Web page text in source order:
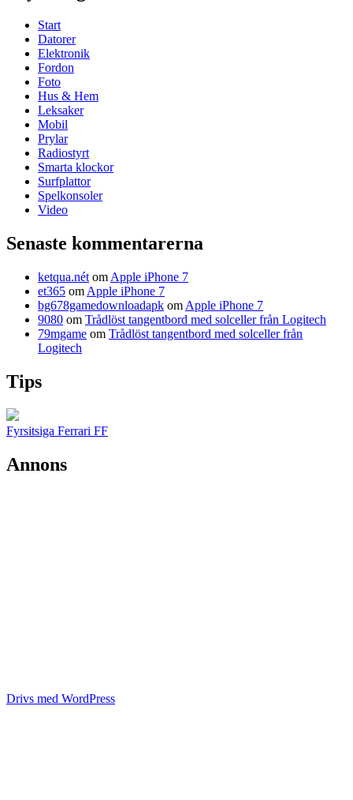
Start
Datorer
Elektronik
Fordon
Foto
Hus & Hem
Leksaker
Mobil
Prylar
Radiostyrt
Smarta klockor
Surfplattor
Spelkonsoler
Video
Senaste kommentarerna
ketqua.nét om Apple iPhone 7
et365 om Apple iPhone 7
bg678gamedownloadapk om Apple iPhone 7
9080 om Trådlöst tangentbord med solceller från Logitech
79mgame om Trådlöst tangentbord med solceller från
Logitech
Tips
Fyrsitsiga Ferrari FF
Annons
Drivs med WordPress